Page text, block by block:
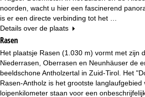
noorden, wacht u hier een fascinerend
is er een directe verbinding tot het …
Details over de plaats
Rasen
Het plaatsje Rasen (1.030 m) vormt met zijn
Niederrasen, Oberrasen en Neunhäuser de
beeldschone Antholzertal in Zuid-Tirol. Het
Rasen-Antholz is het grootste langlaufgebied
loipenkilometer staan voor een